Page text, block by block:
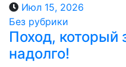
Июл 15, 2026
Без рубрики
Поход, который
надолго!